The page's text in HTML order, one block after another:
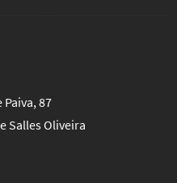
87
Salles Oliveira